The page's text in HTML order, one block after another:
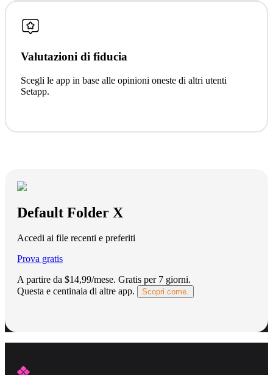
Valutazioni di fiducia
Scegli le app in base alle opinioni oneste di altri utenti
Setapp.
Default Folder X
Accedi ai file recenti e preferiti
Prova gratis
A partire da $14,99/mese. Gratis per 7 giorni.
Questa e centinaia di altre app.
Scopri come.